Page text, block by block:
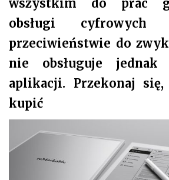
wszystkim do prac
obsługi
przeciwieństwie do
nie obsługuje jednak
aplikacji. Przekonaj
kupić